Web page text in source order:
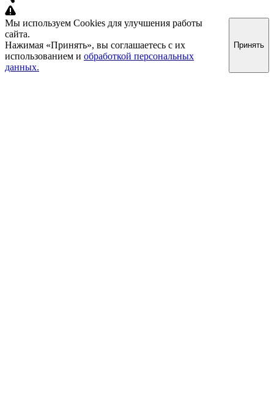
Мы используем Cookies для улучшения работы
сайта.
Нажимая «Принять», вы соглашаетесь с их
использованием и обработкой персональных
данных.
Принять